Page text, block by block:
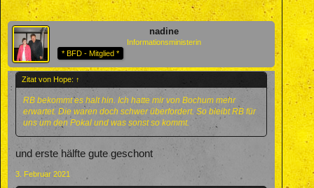
nadine
Informationsministerin
* BFD - Mitglied *
Zitat von Hope: ↑
RB bekommt es halt hin. Ich hatte mir von Bochum mehr
erwartet. Die waren doch schwer überfordert. So bleibt RB für
uns um den Pokal und was sonst so kommt.
und erste hälfte gute geschont
3. Februar 2021